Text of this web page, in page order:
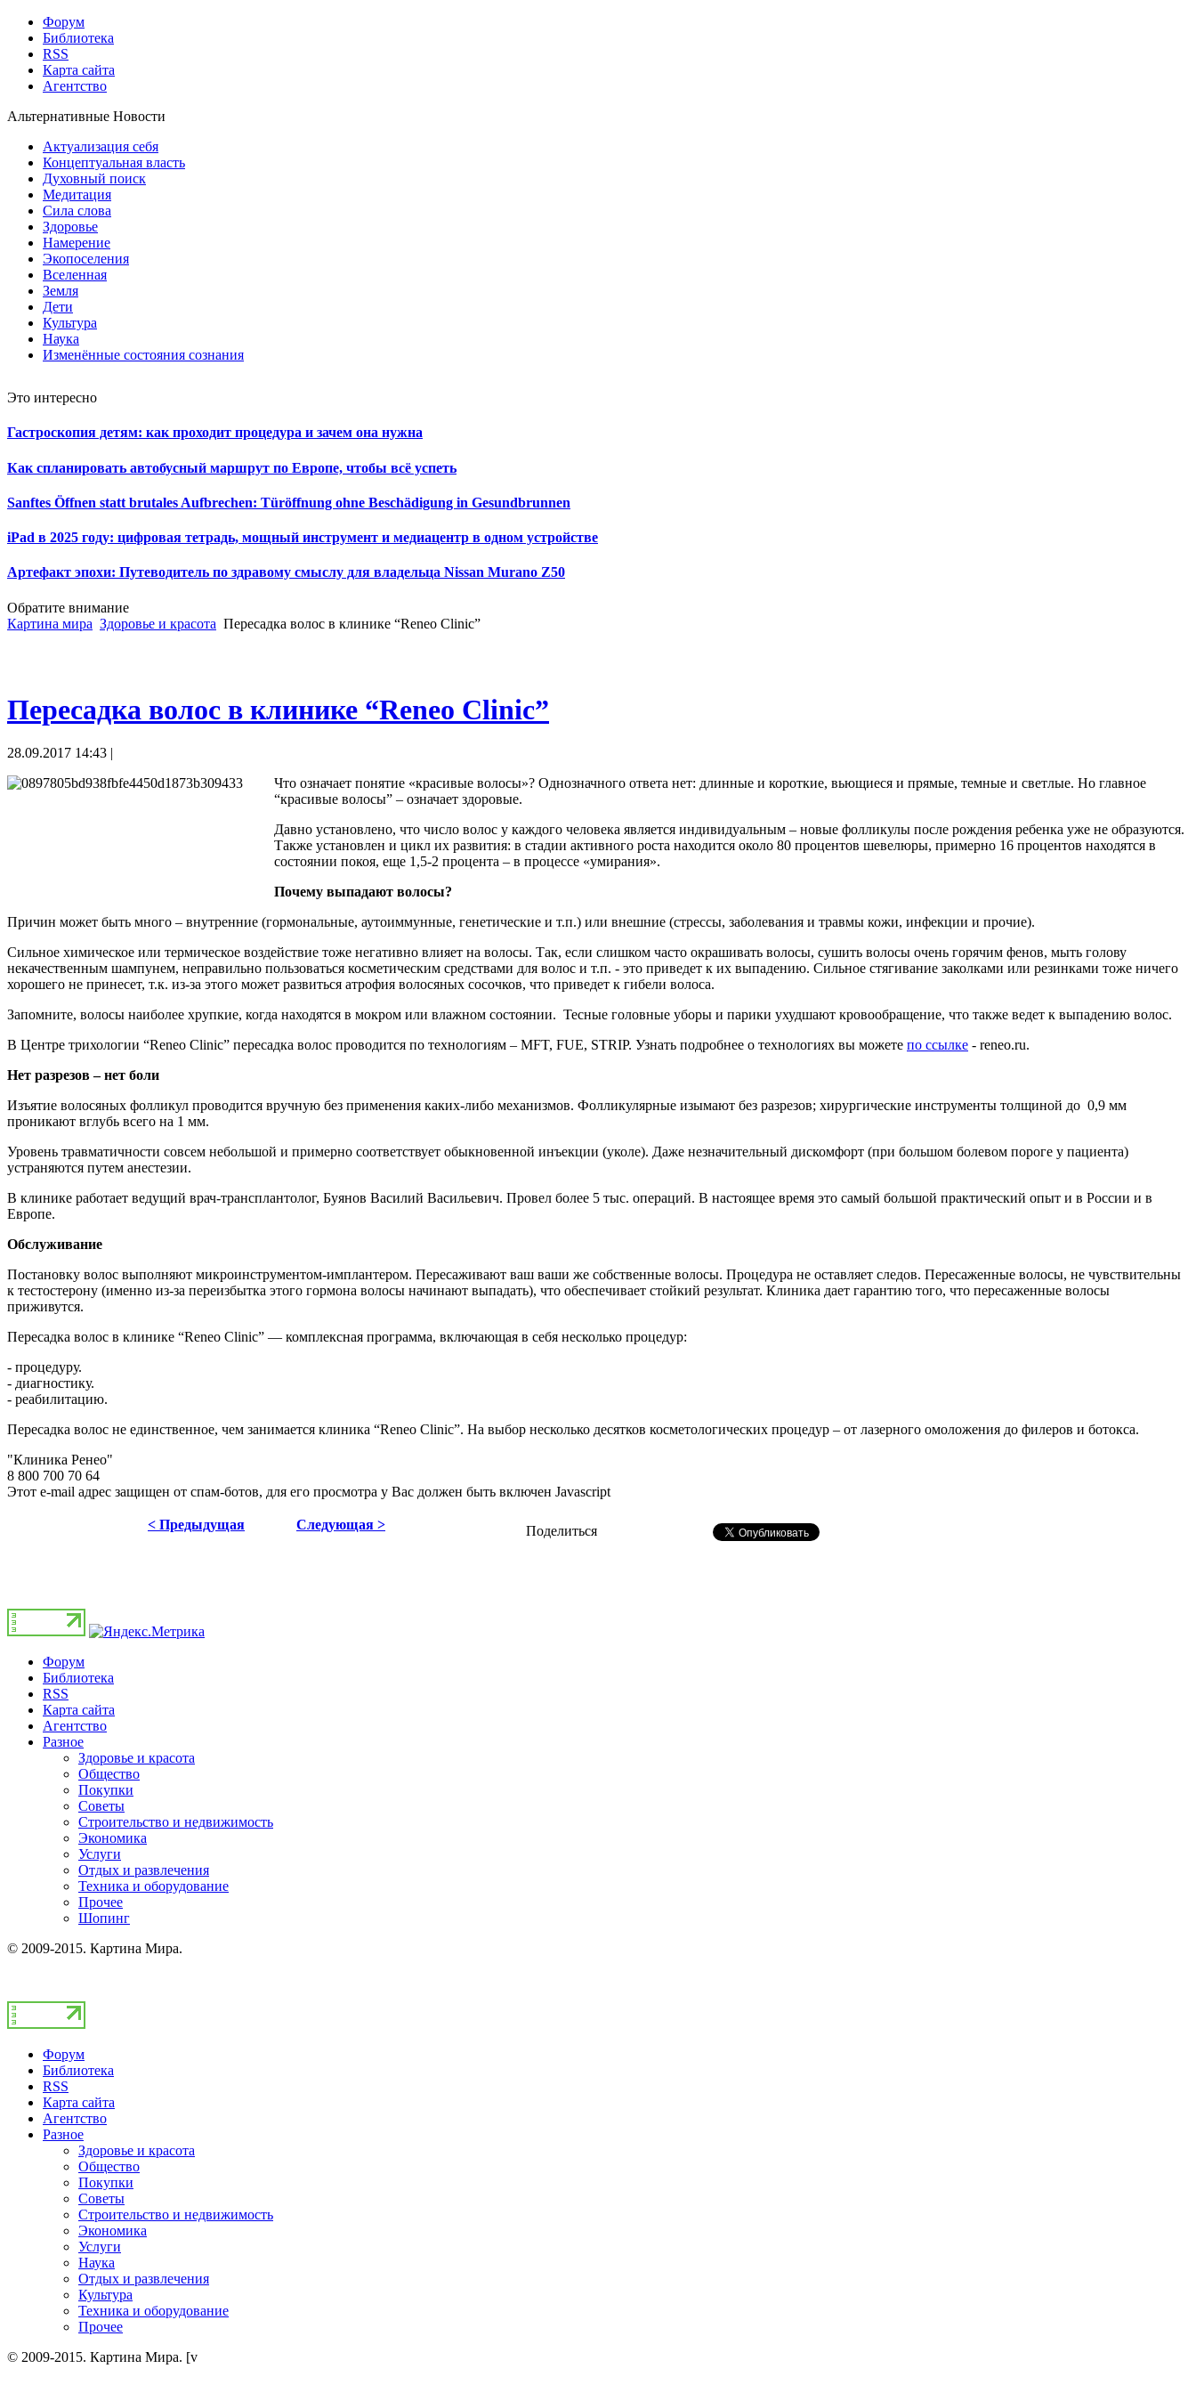
Форум
Библиотека
RSS
Карта сайта
Агентство
Альтернативные Новости
Актуализация себя
Концептуальная власть
Духовный поиск
Медитация
Сила слова
Здоровье
Намерение
Экопоселения
Вселенная
Земля
Дети
Культура
Наука
Изменённые состояния сознания
Это интересно
Гастроскопия детям: как проходит процедура и зачем она нужна
Как спланировать автобусный маршрут по Европе, чтобы всё успеть
Sanftes Öffnen statt brutales Aufbrechen: Türöffnung ohne Beschädigung in Gesundbrunnen
iPad в 2025 году: цифровая тетрадь, мощный инструмент и медиацентр в одном устройстве
Артефакт эпохи: Путеводитель по здравому смыслу для владельца Nissan Murano Z50
Обратите внимание
Картина мира Здоровье и красота Пересадка волос в клинике “Reneo Clinic”
Пересадка волос в клинике “Reneo Clinic”
28.09.2017 14:43 |
Что означает понятие «красивые волосы»? Однозначного ответа нет: длинные и короткие, вьющиеся и прямые, темные и светлые. Но главное
“красивые волосы” – означает здоровые.
Давно установлено, что число волос у каждого человека является индивидуальным – новые фолликулы после рождения ребенка уже не образуются.
Также установлен и цикл их развития: в стадии активного роста находится около 80 процентов шевелюры, примерно 16 процентов находятся в
состоянии покоя, еще 1,5-2 процента – в процессе «умирания».
Почему выпадают волосы?
Причин может быть много – внутренние (гормональные, аутоиммунные, генетические и т.п.) или внешние (стрессы, заболевания и травмы кожи, инфекции и прочие).
Сильное химическое или термическое воздействие тоже негативно влияет на волосы. Так, если слишком часто окрашивать волосы, сушить волосы очень горячим фенов, мыть голову
некачественным шампунем, неправильно пользоваться косметическим средствами для волос и т.п. - это приведет к их выпадению. Сильное стягивание заколками или резинками тоже ничего
хорошего не принесет, т.к. из-за этого может развиться атрофия волосяных сосочков, что приведет к гибели волоса.
Запомните, волосы наиболее хрупкие, когда находятся в мокром или влажном состоянии. Тесные головные уборы и парики ухудшают кровообращение, что также ведет к выпадению волос.
В Центре трихологии “Reneo Clinic” пересадка волос проводится по технологиям – MFT, FUE, STRIP. Узнать подробнее о технологиях вы можете по ссылке - reneo.ru.
Нет разрезов – нет боли
Изъятие волосяных фолликул проводится вручную без применения каких-либо механизмов. Фолликулярные изымают без разрезов; хирургические инструменты толщиной до 0,9 мм
проникают вглубь всего на 1 мм.
Уровень травматичности совсем небольшой и примерно соответствует обыкновенной инъекции (уколе). Даже незначительный дискомфорт (при большом болевом пороге у пациента)
устраняются путем анестезии.
В клинике работает ведущий врач-трансплантолог, Буянов Василий Васильевич. Провел более 5 тыс. операций. В настоящее время это самый большой практический опыт и в России и в
Европе.
Обслуживание
Постановку волос выполняют микроинструментом-имплантером. Пересаживают ваш ваши же собственные волосы. Процедура не оставляет следов. Пересаженные волосы, не чувствительны
к тестостерону (именно из-за переизбытка этого гормона волосы начинают выпадать), что обеспечивает стойкий результат. Клиника дает гарантию того, что пересаженные волосы
приживутся.
Пересадка волос в клинике “Reneo Clinic” — комплексная программа, включающая в себя несколько процедур:
- процедуру.
- диагностику.
- реабилитацию.
Пересадка волос не единственное, чем занимается клиника “Reneo Clinic”. На выбор несколько десятков косметологических процедур – от лазерного омоложения до филеров и ботокса.
"Клиника Ренео"
8 800 700 70 64
Этот e-mail адрес защищен от спам-ботов, для его просмотра у Вас должен быть включен Javascript
Поделиться
< Предыдущая Следующая >
Форум
Библиотека
RSS
Карта сайта
Агентство
Разное
Здоровье и красота
Общество
Покупки
Советы
Строительство и недвижимость
Экономика
Услуги
Отдых и развлечения
Техника и оборудование
Прочее
Шопинг
© 2009-2015. Картина Мира.
Форум
Библиотека
RSS
Карта сайта
Агентство
Разное
Здоровье и красота
Общество
Покупки
Советы
Строительство и недвижимость
Экономика
Услуги
Наука
Отдых и развлечения
Культура
Техника и оборудование
Прочее
© 2009-2015. Картина Мира. [v